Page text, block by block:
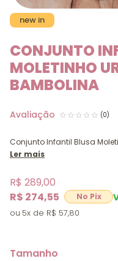
new in
CONJUNTO
MOLETINHO
BAMBOLINA
(0)
Conjunto Infantil Blusa
Ler mais
R$ 274,55
R$ 289,00
5x R$ 57,80
Tamanho